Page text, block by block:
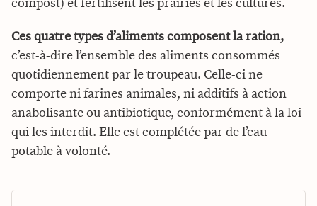
compost) et fertilisent les prairies et les cultures.
Ces quatre types d’aliments composent la ration,
c’est-à-dire l’ensemble des aliments consommés
quotidiennement par le troupeau. Celle-ci ne
comporte ni farines animales, ni additifs à action
anabolisante ou antibiotique, conformément à la loi
qui les interdit. Elle est complétée par de l’eau
potable à volonté.